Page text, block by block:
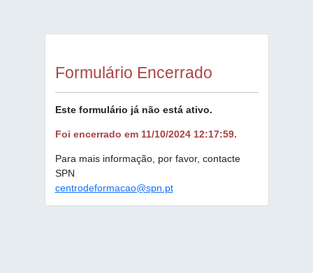
Formulário Encerrado
Este formulário já não está ativo.
Foi encerrado em 11/10/2024 12:17:59.
Para mais informação, por favor, contacte
SPN
centrodeformacao@spn.pt